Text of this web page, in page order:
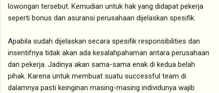
lowongan tersebut. Kemudian untuk hak yang didapat pekerja
seperti bonus dan asuransi perusahaan dijelaskan spesifik.
Apabila sudah dijelaskan secara spesifik responsibilities dan
insentifnya tidak akan ada kesalahpahaman antara perusahaan
dan pekerja. Jadinya akan sama-sama enak di kedua belah
pihak. Karena untuk membuat suatu successful team di
dalamnya pasti keinginan masing-masing individunya wajib